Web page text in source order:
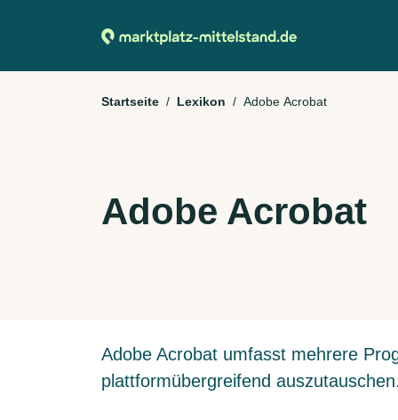
Startseite Lexikon Adobe Acrobat
Adobe Acrobat
Adobe Acrobat umfasst mehrere
plattformübergreifend auszutauschen.